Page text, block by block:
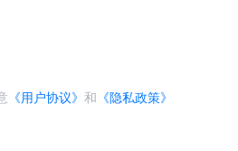
《用户协议》和 《隐私政策》